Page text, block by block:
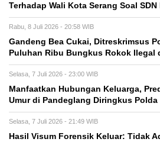
Terhadap Wali Kota Serang Soal SDN
Rabu, 8 Juli 2026 - 20:58 WIB
Gandeng Bea Cukai, Ditreskrimsus
Puluhan Ribu Bungkus Rokok Ilegal
Selasa, 7 Juli 2026 - 23:00 WIB
Manfaatkan Hubungan Keluarga,
Umur di Pandeglang Diringkus Polda
Selasa, 7 Juli 2026 - 21:49 WIB
Hasil Visum Forensik Keluar: Tidak